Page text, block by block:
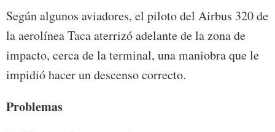
Según algunos aviadores, el piloto del Airbus 320 de
la aerolínea Taca aterrizó adelante de la zona de
impacto, cerca de la terminal, una maniobra que le
impidió hacer un descenso correcto.
Problemas